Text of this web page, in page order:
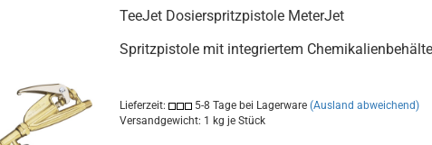
TeeJet Dosierspritzpistole MeterJet
Spritzpistole mit integriertem
Lieferzeit: 5-8 Tage bei Lagerware (Ausland abweichend)
Versandgewicht: 1 kg je Stück